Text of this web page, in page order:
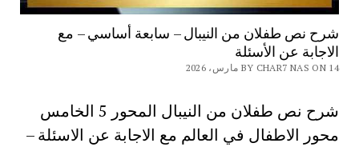
شرح نص طفلان من النيبال – سابعة أساسي – مع
الاجابة عن الأسئلة
BY CHAR7 NAS ON 14 مارس، 2026
شرح نص طفلان من النيبال المحور 5 الخامس
محور الاطفال في العالم مع الاجابة عن الاسئلة –